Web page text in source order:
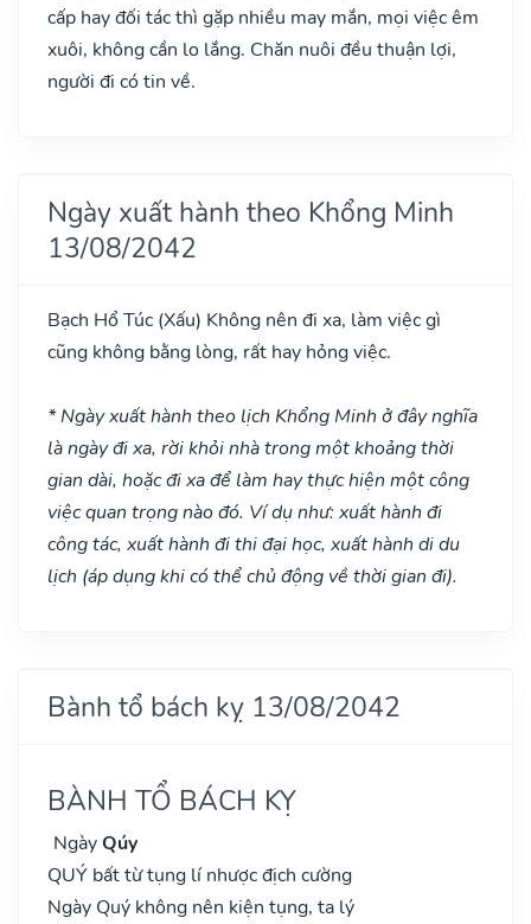
cấp hay đối tác thì gặp nhiều may mắn, mọi việc êm
xuôi, không cần lo lắng. Chăn nuôi đều thuận lợi,
người đi có tin về.
Ngày xuất hành theo Khổng Minh
13/08/2042
Bạch Hổ Túc (Xấu) Không nên đi xa, làm việc gì
cũng không bằng lòng, rất hay hỏng việc.
* Ngày xuất hành theo lịch Khổng Minh ở đây nghĩa
là ngày đi xa, rời khỏi nhà trong một khoảng thời
gian dài, hoặc đi xa để làm hay thực hiện một công
việc quan trọng nào đó. Ví dụ như: xuất hành đi
công tác, xuất hành đi thi đại học, xuất hành di du
lịch (áp dụng khi có thể chủ động về thời gian đi).
Bành tổ bách kỵ 13/08/2042
BÀNH TỔ BÁCH KỴ
NgàyQúy
QUÝ bất từ tụng lí nhược địch cường
Ngày Quý không nên kiện tụng, ta lý